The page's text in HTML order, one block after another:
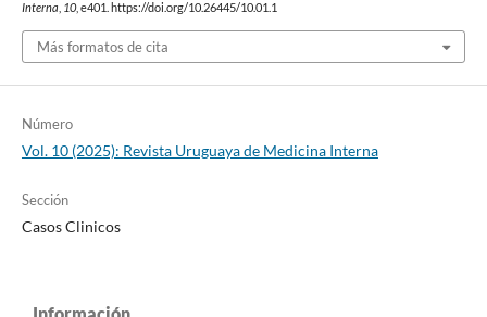
Interna 10, e401. https://doi.org/10.26445/10.01.1
Más formatos de cita
Número
Vol. 10 (2025): Revista Uruguaya de Medicina Interna
Sección
Casos Clinicos